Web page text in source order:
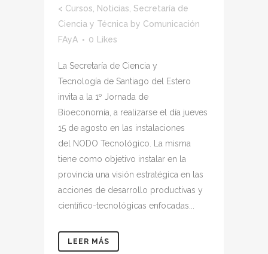
< Cursos Noticias Secretaría de
Ciencia y Técnica by Comunicación
FAyA
0 Likes
La Secretaría de Ciencia y
Tecnología de Santiago del Estero
invita a la 1º Jornada de
Bioeconomía, a realizarse el día jueves
15 de agosto en las instalaciones
del NODO Tecnológico. La misma
tiene como objetivo instalar en la
provincia una visión estratégica en las
acciones de desarrollo productivas y
científico-tecnológicas enfocadas...
LEER MÁS